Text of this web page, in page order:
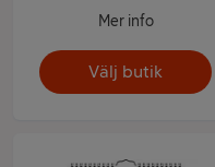
Mer info
Välj butik